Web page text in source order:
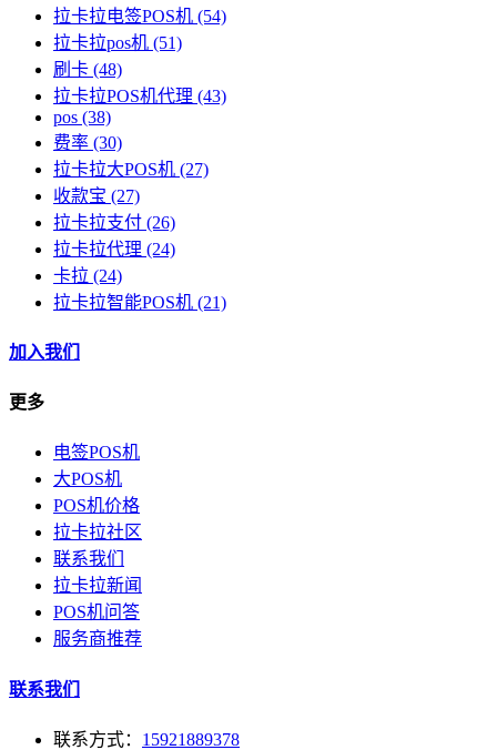
拉卡拉电签POS机 (54)
拉卡拉pos机 (51)
刷卡 (48)
拉卡拉POS机代理 (43)
pos (38)
费率 (30)
拉卡拉大POS机 (27)
收款宝 (27)
拉卡拉支付 (26)
拉卡拉代理 (24)
卡拉 (24)
拉卡拉智能POS机 (21)
加入我们
更多
电签POS机
大POS机
POS机价格
拉卡拉社区
联系我们
拉卡拉新闻
POS机问答
服务商推荐
联系我们
联系方式： 15921889378